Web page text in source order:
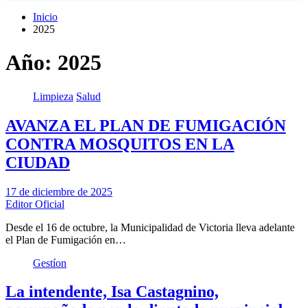
Inicio
2025
Año: 2025
Limpieza Salud
AVANZA EL PLAN DE FUMIGACIÓN
CONTRA MOSQUITOS EN LA
CIUDAD
17 de diciembre de 2025
Editor Oficial
Desde el 16 de octubre, la Municipalidad de Victoria lleva adelante
el Plan de Fumigación en…
Gestíon
La intendente, Isa Castagnino,